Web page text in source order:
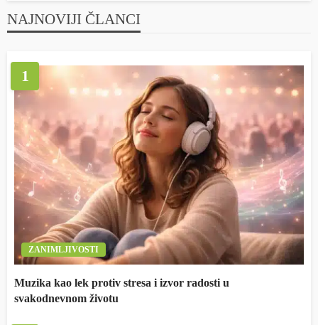
NAJNOVIJI ČLANCI
1
ZANIMLJIVOSTI
Muzika kao lek protiv stresa i izvor radosti u
svakodnevnom životu